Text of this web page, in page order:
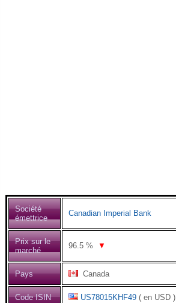
Société
émettrice
Canadian Imperial Bank
Prix sur le
marché
96.5 % ▼
Pays Canada
Code ISIN US78015KHF49 ( en USD )